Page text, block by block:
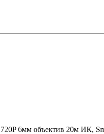
6мм объектив 20м ИК,